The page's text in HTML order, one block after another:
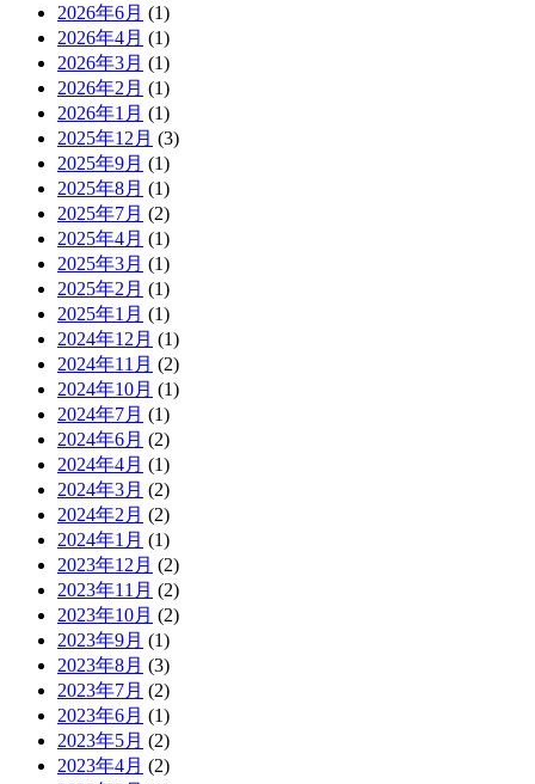
2026年6月 (1)
2026年4月 (1)
2026年3月 (1)
2026年2月 (1)
2026年1月 (1)
2025年12月 (3)
2025年9月 (1)
2025年8月 (1)
2025年7月 (2)
2025年4月 (1)
2025年3月 (1)
2025年2月 (1)
2025年1月 (1)
2024年12月 (1)
2024年11月 (2)
2024年10月 (1)
2024年7月 (1)
2024年6月 (2)
2024年4月 (1)
2024年3月 (2)
2024年2月 (2)
2024年1月 (1)
2023年12月 (2)
2023年11月 (2)
2023年10月 (2)
2023年9月 (1)
2023年8月 (3)
2023年7月 (2)
2023年6月 (1)
2023年5月 (2)
2023年4月 (2)